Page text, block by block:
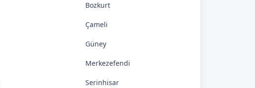
Bozkurt
Çameli
Güney
Merkezefendi
Serinhisar